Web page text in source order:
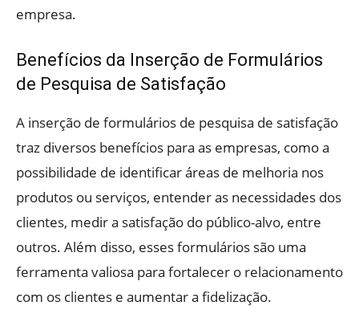
empresa.
Benefícios da Inserção de Formulários
de Pesquisa de Satisfação
A inserção de formulários de pesquisa de satisfação
traz diversos benefícios para as empresas, como a
possibilidade de identificar áreas de melhoria nos
produtos ou serviços, entender as necessidades dos
clientes, medir a satisfação do público-alvo, entre
outros. Além disso, esses formulários são uma
ferramenta valiosa para fortalecer o relacionamento
com os clientes e aumentar a fidelização.